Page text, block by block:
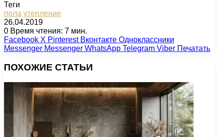
Теги
пола утепление
26.04.2019
0 Время чтения: 7 мин.
Facebook X Pinterest Вконтакте Одноклассники
Messenger Messenger WhatsApp Telegram Viber Печатать
ПОХОЖИЕ СТАТЬИ